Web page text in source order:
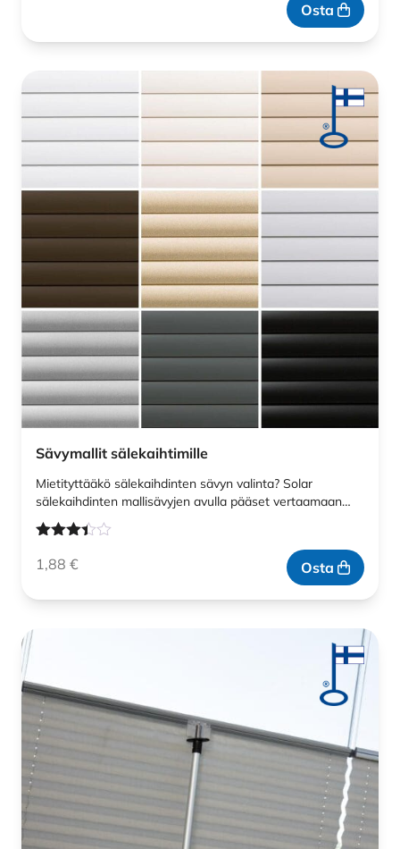
Osta
Sävymallit sälekaihtimille
Mietityttääkö sälekaihdinten sävyn valinta? Solar
sälekaihdinten mallisävyjen avulla pääset vertaamaan…
tuotteesta:
1,88 € Osta